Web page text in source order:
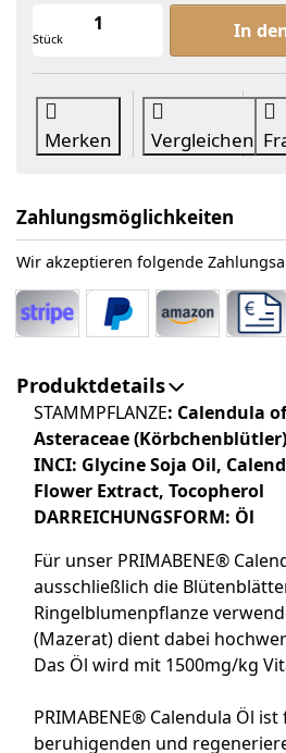
Stück
Calendula Öl
In
Merken Vergleichen
Zahlungsmöglichkeiten
Wir akzeptieren folgende
Produktdetails
STAMMPFLANZE: Calendula
Asteraceae (Körbchenblütler)
INCI: Glycine Soja Oil,
Flower Extract, Tocopherol
DARREICHUNGSFORM: Öl
Für unser PRIMABENE®
ausschließlich die
Ringelblumenpflanze
(Mazerat) dient dabei
Das Öl wird mit 1500mg/kg
PRIMABENE® Calendula Öl
beruhigenden und